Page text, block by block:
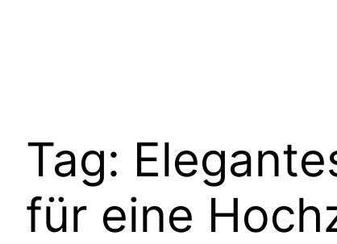
Tag:
für eine